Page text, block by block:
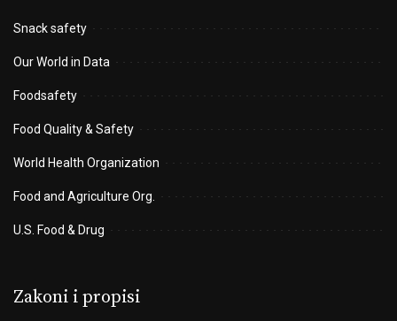
Snack safety
Our World in Data
Foodsafety
Food Quality & Safety
World Health Organization
Food and Agriculture Org.
U.S. Food & Drug
Zakoni i propisi